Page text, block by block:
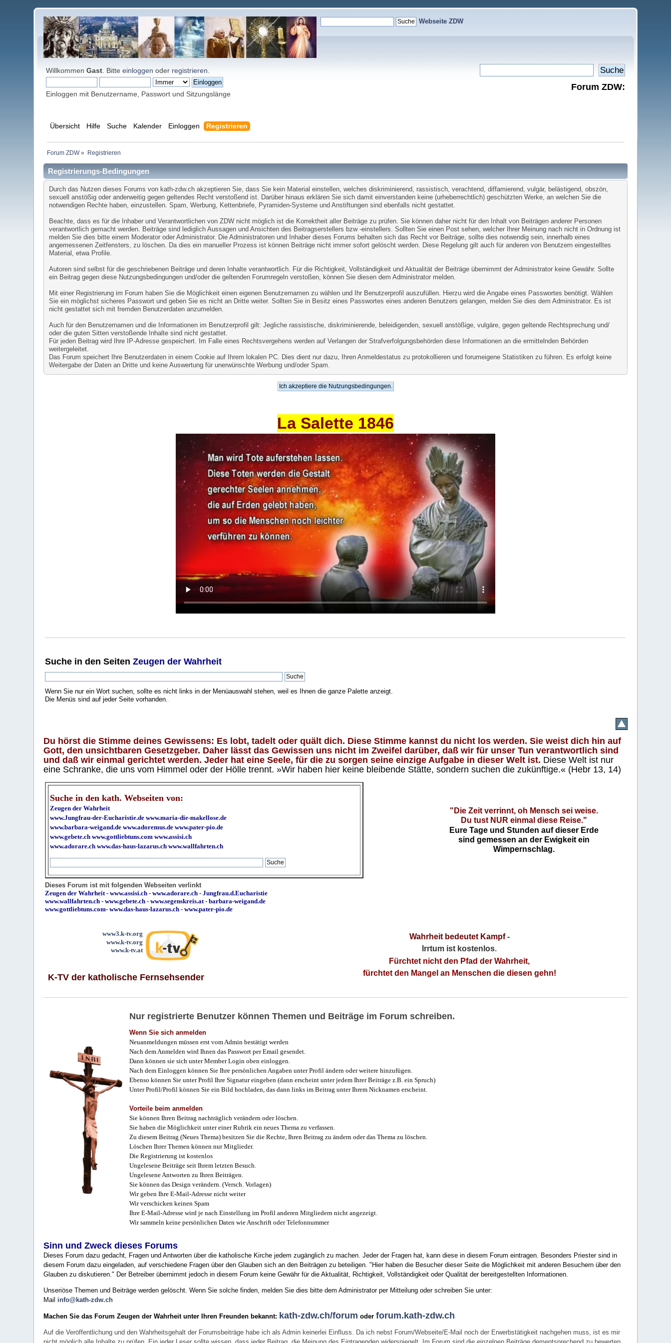
Webseite ZDW
WillkommenGast . Bitteeinloggen oder registrieren
Einloggen mit Benutzername, Passwort und Sitzungslänge
Forum ZDW:
Übersicht Hilfe Suche Kalender Einloggen Registrieren
Forum ZDW» Registrieren
Registrierungs-Bedingungen
Durch das Nutzen dieses Forums von kath-zdw.ch akzeptieren Sie, dass Sie kein Material einstellen, welches diskriminierend, rassistisch, verachtend, diffamierend, vulgär, belästigend, obszön,
sexuell anstößig oder anderweitig gegen geltendes Recht verstoßend ist. Darüber hinaus erklären Sie sich damit einverstanden keine (urheberrechtlich) geschützten Werke, an welchen Sie die
notwendigen Rechte haben, einzustellen. Spam, Werbung, Kettenbriefe, Pyramiden-Systeme und Anstiftungen sind ebenfalls nicht gestattet.
Beachte, dass es für die Inhaber und Verantwortlichen von ZDW nicht möglich ist die Korrektheit aller Beiträge zu prüfen. Sie können daher nicht für den Inhalt von Beiträgen anderer Personen
verantwortlich gemacht werden. Beiträge sind lediglich Aussagen und Ansichten des Beitragserstellers bzw -einstellers. Sollten Sie einen Post sehen, welcher Ihrer Meinung nach nicht in Ordnung ist
melden Sie dies bitte einem Moderator oder Administrator. Die Administratoren und Inhaber dieses Forums behalten sich das Recht vor Beiträge, sollte dies notwendig sein, innerhalb eines
angemessenen Zeitfensters, zu löschen. Da dies ein manueller Prozess ist können Beiträge nicht immer sofort gelöscht werden. Diese Regelung gilt auch für anderen von Benutzern eingestelltes
Material, etwa Profile.
Autoren sind selbst für die geschriebenen Beiträge und deren Inhalte verantwortlich. Für die Richtigkeit, Vollständigkeit und Aktualität der Beiträge übernimmt der Administrator keine Gewähr. Sollte
ein Beitrag gegen diese Nutzungsbedingungen und/oder die geltenden Forumregeln verstoßen, können Sie diesen dem Administrator melden.
Mit einer Registrierung im Forum haben Sie die Möglichkeit einen eigenen Benutzernamen zu wählen und Ihr Benutzerprofil auszufüllen. Hierzu wird die Angabe eines Passwortes benötigt. Wählen
Sie ein möglichst sicheres Passwort und geben Sie es nicht an Dritte weiter. Sollten Sie in Besitz eines Passwortes eines anderen Benutzers gelangen, melden Sie dies dem Administrator. Es ist
nicht gestattet sich mit fremden Benutzerdaten anzumelden.
Auch für den Benutzernamen und die Informationen im Benutzerprofil gilt: Jegliche rassistische, diskriminierende, beleidigenden, sexuell anstößige, vulgäre, gegen geltende Rechtsprechung und/
oder die guten Sitten verstoßende Inhalte sind nicht gestattet.
Für jeden Beitrag wird Ihre IP-Adresse gespeichert. Im Falle eines Rechtsvergehens werden auf Verlangen der Strafverfolgungsbehörden diese Informationen an die ermittelnden Behörden
weitergeleitet.
Das Forum speichert Ihre Benutzerdaten in einem Cookie auf Ihrem lokalen PC. Dies dient nur dazu, Ihren Anmeldestatus zu protokollieren und forumeigene Statistiken zu führen. Es erfolgt keine
Weitergabe der Daten an Dritte und keine Auswertung für unerwünschte Werbung und/oder Spam.
La Salette 1846
Suche in den SeitenZeugen der Wahrheit
Wenn Sie nur ein Wort suchen, sollte es nicht links in der Menüauswahl stehen, weil es Ihnen die ganze Palette anzeigt.
Die Menüs sind auf jeder Seite vorhanden..
Du hörst die Stimme deines Gewissens: Es lobt, tadelt oder quält dich. Diese Stimme kannst du nicht los werden. Sie weist dich hin auf
Gott, den unsichtbaren Gesetzgeber. Daher lässt das Gewissen uns nicht im Zweifel darüber, daß wir für unser Tun verantwortlich sind
und daß wir einmal gerichtet werden. Jeder hat eine Seele, für die zu sorgen seine einzige Aufgabe in dieser Welt ist. Diese Welt ist nur
eine Schranke, die uns vom Himmel oder der Hölle trennt. »Wir haben hier keine bleibende Stätte, sondern suchen die zukünftige.« (Hebr 13, 14)
Suche in den kath. Webseiten von:
Zeugen der Wahrheit
www.Jungfrau-der-Eucharistie.de www.maria-die-makellose.de
www.barbara-weigand.de www.adoremus.de www.pater-pio.de
www.gebete.ch www.gottliebtuns.com www.assisi.ch
www.adorare.ch www.das-haus-lazarus.ch www.wallfahrten.ch
"Die Zeit verrinnt, oh Mensch sei weise.
Du tust NUR einmal diese Reise."
Eure Tage und Stunden auf dieser Erde
sind gemessen an der Ewigkeit ein
Wimpernschlag.
Dieses Forum ist mit folgenden Webseiten verlinkt
Zeugen der Wahrheit-www.assisi.ch -www.adorare.ch -Jungfrau.d.Eucharistie
www.wallfahrten.ch -www.gebete.ch -www.segenskreis.at-barbara-weigand.de
www.gottliebtuns.com-www.das-haus-lazarus.ch - www.pater-pio.de
www3.k-tv.org
www.k-tv.org
www.k-tv.at
K-TV der katholische Fernsehsender
Wahrheit bedeutet Kampf-
Irrtum ist kostenlos.
Fürchtet nicht den Pfad der Wahrheit,
fürchtet den Mangel an Menschen die diesen gehn!
Nur registrierte Benutzer können Themen und Beiträge im Forum schreiben.
Wenn Sie sich anmelden
Neuanmeldungen müssen erst vom Admin bestätigt werden
Nach dem Anmelden wird Ihnen das Passwort per Email gesendet.
Dann können sie sich unter Member Login oben einloggen.
Nach dem Einloggen können Sie Ihre persönlichen Angaben unter Profil ändern oder weitere hinzufügen.
Ebenso können Sie unter Profil Ihre Signatur eingeben (dann erscheint unter jedem Ihrer Beiträge z.B. ein Spruch)
Unter Profil/Profil können Sie ein Bild hochladen, das dann links im Beitrag unter Ihrem Nicknamen erscheint.
Vorteile beim anmelden
Sie können Ihren Beitrag nachträglich verändern oder löschen.
Sie haben die Möglichkeit unter einer Rubrik ein neues Thema zu verfassen.
Zu diesem Beitrag (Neues Thema) besitzen Sie die Rechte, Ihren Beitrag zu ändern oder das Thema zu löschen.
Löschen Ihrer Themen können nur Mitglieder.
Die Registrierung ist kostenlos
Ungelesene Beiträge seit Ihrem letzten Besuch.
Ungelesene Antworten zu Ihren Beiträgen.
Sie können das Design verändern. (Versch. Vorlagen)
Wir geben Ihre E-Mail-Adresse nicht weiter
Wir verschicken keinen Spam
Ihre E-Mail-Adresse wird je nach Einstellung im Profil anderen Mitgliedern nicht angezeigt.
Wir sammeln keine persönlichen Daten wie Anschrift oder Telefonnummer
Sinn und Zweck dieses Forums
Dieses Forum dazu gedacht, Fragen und Antworten über die katholische Kirche jedem zugänglich zu machen. Jeder der Fragen hat, kann diese in diesem Forum eintragen. Besonders Priester sind in
diesem Forum dazu eingeladen, auf verschiedene Fragen über den Glauben sich an den Beiträgen zu beteiligen. "Hier haben die Besucher dieser Seite die Möglichkeit mit anderen Besuchern über den
Glauben zu diskutieren." Der Betreiber übernimmt jedoch in diesem Forum keine Gewähr für die Aktualität, Richtigkeit, Vollständigkeit oder Qualität der bereitgestellten Informationen.
Unseriöse Themen und Beiträge werden gelöscht. Wenn Sie solche finden, melden Sie dies bitte dem Administrator per Mitteilung oder schreiben Sie unter:
Mail info@kath-zdw.ch
Machen Sie das Forum Zeugen der Wahrheit unter Ihren Freunden bekannt: kath-zdw.ch/forum oderforum.kath-zdw.ch
Auf die Veröffentlichung und den Wahrheitsgehalt der Forumsbeiträge habe ich als Admin keinerlei Einfluss. Da ich nebst Forum/Webseite/E-Mail noch der Erwerbstätigkeit nachgehen muss, ist es mir